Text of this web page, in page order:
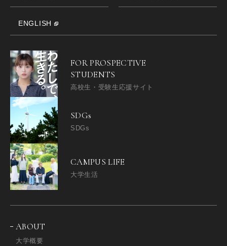
ENGLISH
FOR PROSPECTIVE
STUDENTS
高校生・受験生応援サイト
SDGs
SDGs
CAMPUS LIFE
大学生活
ABOUT
大学概要